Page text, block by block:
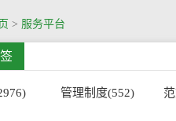
> 服务平台
管理制度(552)